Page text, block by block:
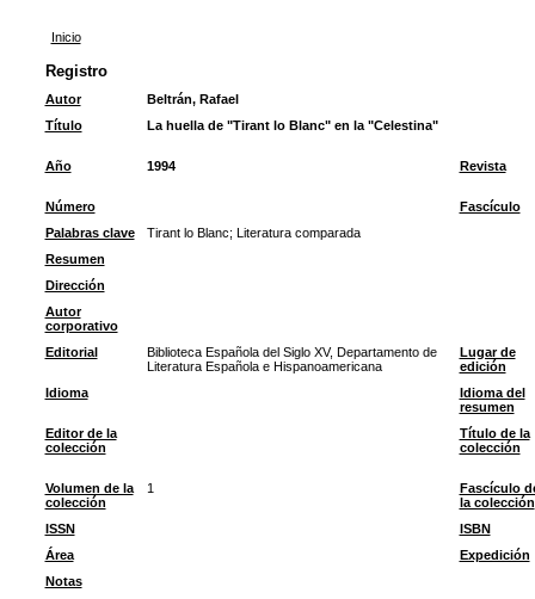
Inicio
Registro
Autor
Beltrán, Rafael
Título
La huella de "Tirant lo Blanc" en la "Celestina"
Año 1994 Revista
Número
Fascículo
Palabras clave
Tirant lo Blanc; Literatura comparada
Resumen
Dirección
Autor
corporativo
Editorial
Biblioteca Española del Siglo XV, Departamento de
Literatura Española e Hispanoamericana
Lugar de
edición
Idioma
Idioma del
resumen
Editor de la
colección
Título de la
colección
Volumen de la
colección
1
Fascículo
la colección
ISSN
ISBN
Área
Expedición
Notas